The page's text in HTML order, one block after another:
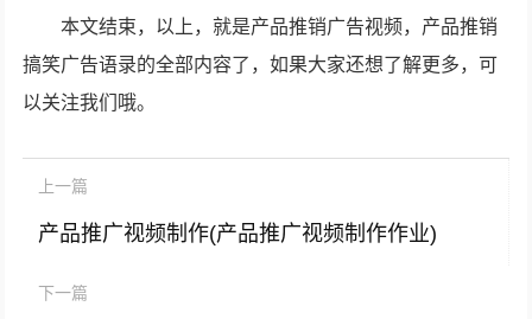
本文结束，以上，就是产品推销广告视频，产品推销
搞笑广告语录的全部内容了，如果大家还想了解更多，可
以关注我们哦。
上一篇
产品推广视频制作(产品推广视频制作作业)
下一篇